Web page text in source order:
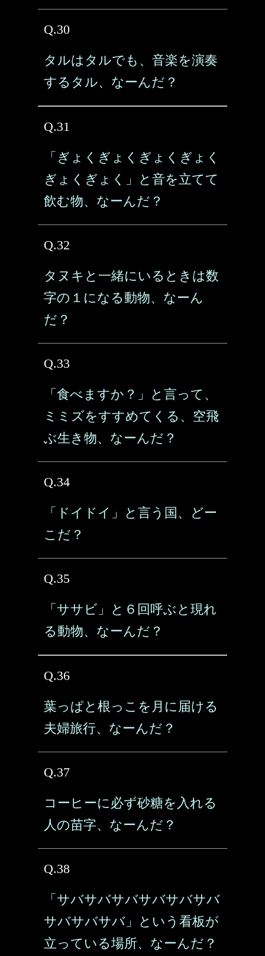
Q.30
タルはタルでも、音楽を演奏
するタル、なーんだ？
Q.31
「ぎょくぎょくぎょくぎょく
ぎょくぎょく」と音を立てて
飲む物、なーんだ？
Q.32
タヌキと一緒にいるときは数
字の１になる動物、なーん
だ？
Q.33
「食べますか？」と言って、
ミミズをすすめてくる、空飛
ぶ生き物、なーんだ？
Q.34
「ドイドイ」と言う国、どー
こだ？
Q.35
「ササビ」と６回呼ぶと現れ
る動物、なーんだ？
Q.36
葉っぱと根っこを月に届ける
夫婦旅行、なーんだ？
Q.37
コーヒーに必ず砂糖を入れる
人の苗字、なーんだ？
Q.38
「サバサバサバサバサバサバ
サバサバサバ」という看板が
立っている場所、なーんだ？